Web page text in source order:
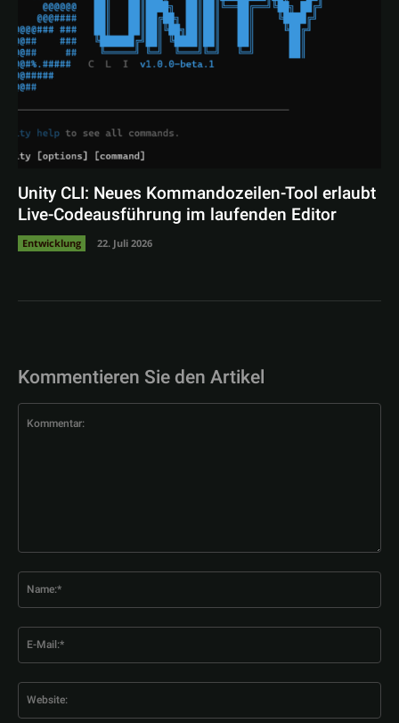
Unity CLI: Neues Kommandozeilen-Tool erlaubt
Live-Codeausführung im laufenden Editor
Entwicklung 22. Juli 2026
Kommentieren Sie den Artikel